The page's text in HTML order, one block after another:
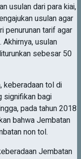
usulan dari para kiai,
usulan agar
penurunan tarif agar
usulan
sebesar 50
keberadaan tol di
signifikan bagi
pada tahun 2018
bahwa Jembatan
non tol.
Jembatan